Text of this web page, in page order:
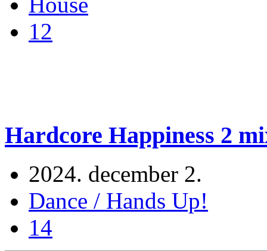
12
Hardcore Happiness 2
2024. december 2.
Dance / Hands Up!
14